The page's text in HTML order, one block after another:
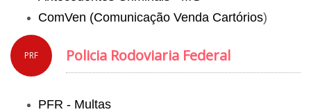
ComVen (Comunicação Venda Cartórios)
PRF Policia Rodoviaria Federal
PFR - Multas